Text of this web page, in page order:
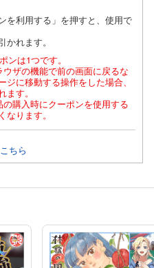
を利用する」を押すと、使用で
かれます。
ンは1つです。
ザの機能で前の画面に戻るな
に移動する操作をした場合、
す。
購入時にクーポンを使用する
ります。
ちら